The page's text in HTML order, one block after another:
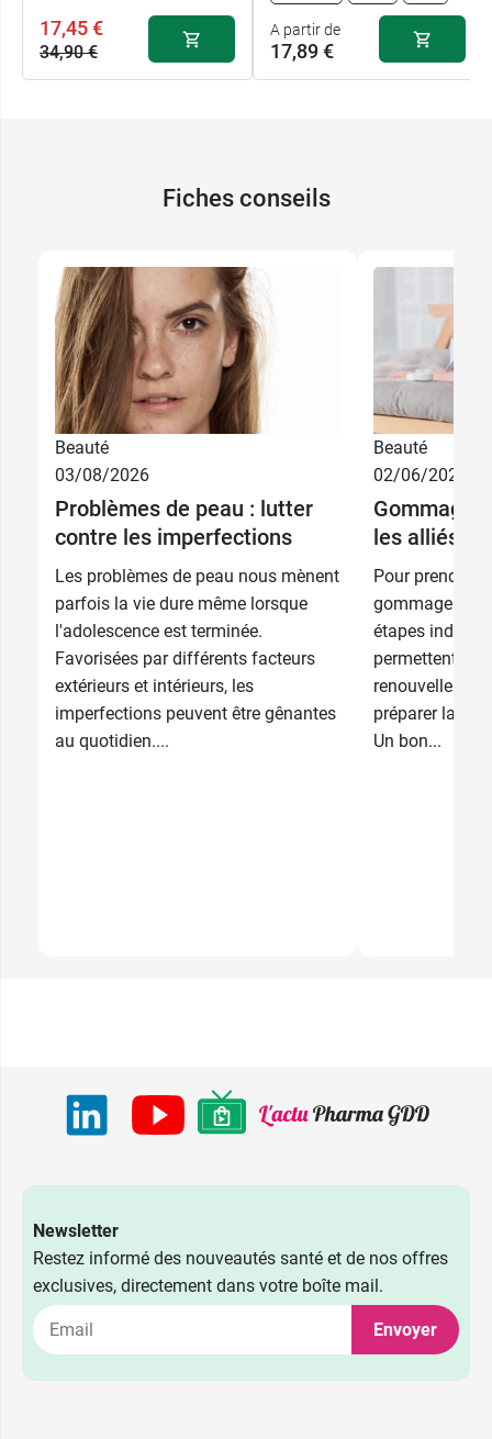
17,45 €
34,90 €
A partir de
17,89 €
32,89 €
30,89 €
17,89 €
Doré - 15 ml 17,89 €
15 ml -
Caramel
ml
17,89 €
15 ml - Deep 17,89 €
Fiches conseils
Beauté
03/08/2026
Problèmes de peau : lutter
contre les imperfections
Les problèmes de peau nous mènent
parfois la vie dure même lorsque
l'adolescence est terminée.
Favorisées par différents facteurs
extérieurs et intérieurs, les
imperfections peuvent être gênantes
au quotidien....
Beauté
02/06/2026
Gommage
les alliés
Pour prendre
gommage et
étapes
permettent
préparer la
Un bon...
Newsletter
Restez informé des nouveautés santé et de nos offres
exclusives, directement dans votre boîte mail.
Envoyer